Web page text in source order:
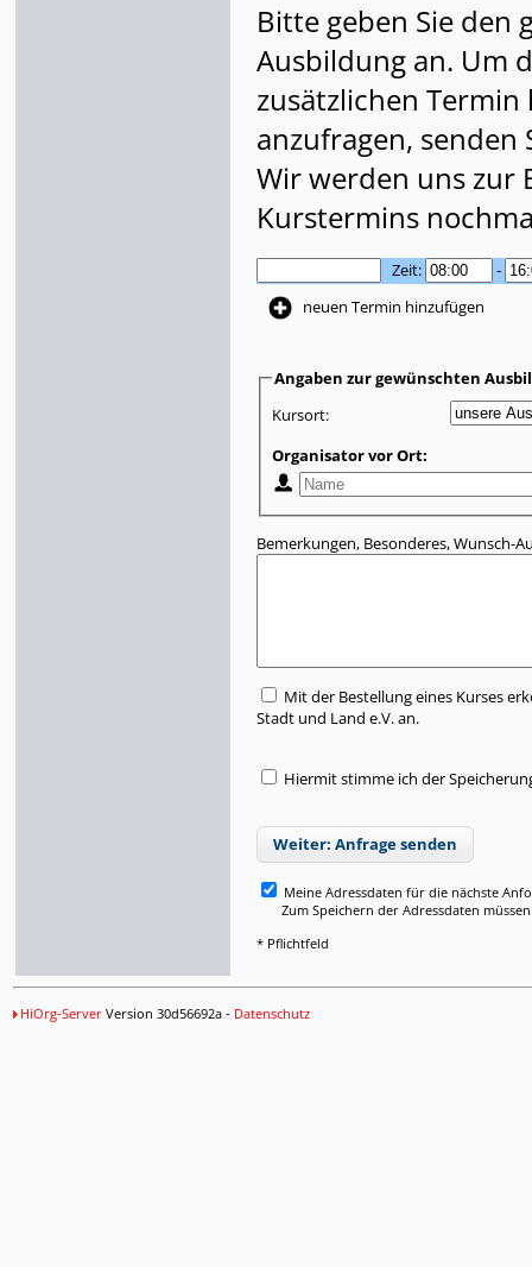
Bitte geben Sie den
Ausbildung an. Um
zusätzlichen
anzufragen, senden
Wir werden uns zur
Kurstermins
Zeit:
-
neuen Termin hinzufügen
Angaben zur gewünschten
Kursort:
Organisator vor Ort:
Bemerkungen, Besonderes, Wunsch-
Mit der Bestellung eines Kurses
Stadt und Land e.V. an.
Hiermit stimme ich der
Weiter: Anfrage senden
Meine Adressdaten für die nächste
Zum Speichern der Adressdaten müssen
* Pflichtfeld
HiOrg-ServerVersion 30d56692a - Datenschutz